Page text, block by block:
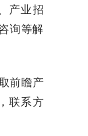
产业招
询等解
前瞻产
联系方